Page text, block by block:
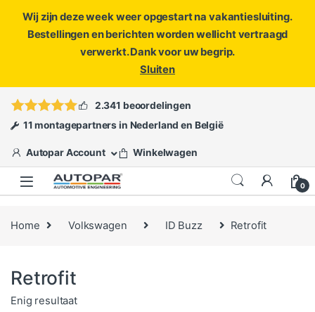
Wij zijn deze week weer opgestart na vakantiesluiting.
Bestellingen en berichten worden wellicht vertraagd
verwerkt. Dank voor uw begrip.
Sluiten
ofopen een ticket
2.341 beoordelingen
11 montagepartners in Nederland en België
Autopar Account Winkelwagen
0
Home Volkswagen ID Buzz Retrofit
Retrofit
Enig resultaat